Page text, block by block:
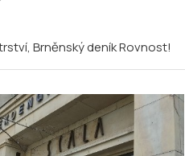
Brněnský deník Rovnost!